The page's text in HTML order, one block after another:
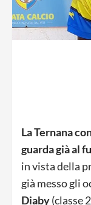
La Ternana
guarda già al
in vista della
già messo gli
Diaby(classe